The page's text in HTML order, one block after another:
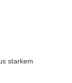
starkem